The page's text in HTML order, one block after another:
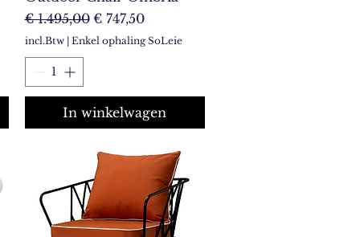
Normale prijs
€ 1.495,00 Verkoopprijs
€ 747,50
incl.Btw | Enkel ophaling SoLeie
In winkelwagen